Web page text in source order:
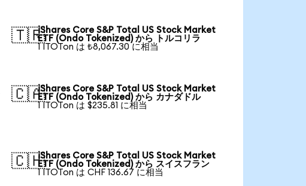
🇹🇷iShares Core S&P Total US Stock Market
ETF (Ondo Tokenized) から トルコリラ
1 ITOTon は ₺8,067.30 に相当
🇨🇦iShares Core S&P Total US Stock Market
ETF (Ondo Tokenized) から カナダドル
1 ITOTon は $235.81 に相当
🇨🇭iShares Core S&P Total US Stock Market
ETF (Ondo Tokenized) から スイスフラン
1 ITOTon は CHF 136.67 に相当